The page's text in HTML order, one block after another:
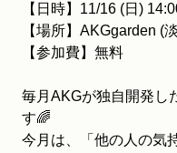
【日時】11/16 (日)
【場所】AKGgarden (
【参加費】無料
毎月AKGが独自開発し
す🌈
今月は、「他の人の気